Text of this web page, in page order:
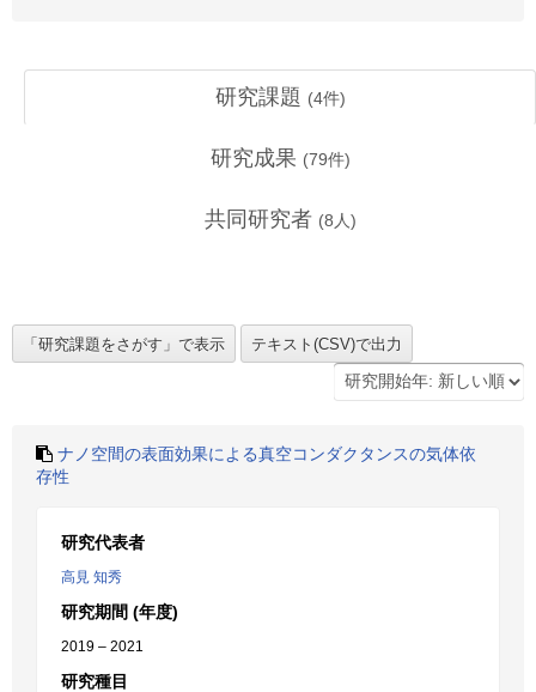
研究課題 (4件)
研究成果 (79件)
共同研究者 (8 人)
ナノ空間の表面効果による真空コンダクタンスの気体依
存性
研究代表者
高見 知秀
研究期間 (年度)
2019 – 2021
研究種目